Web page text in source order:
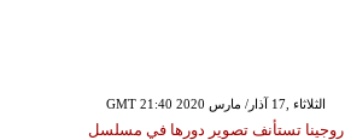
GMT 21:40 2020 الثلاثاء ,17 آذار/ مارس
روجينا تستأنف تصوير دورها في مسلسل